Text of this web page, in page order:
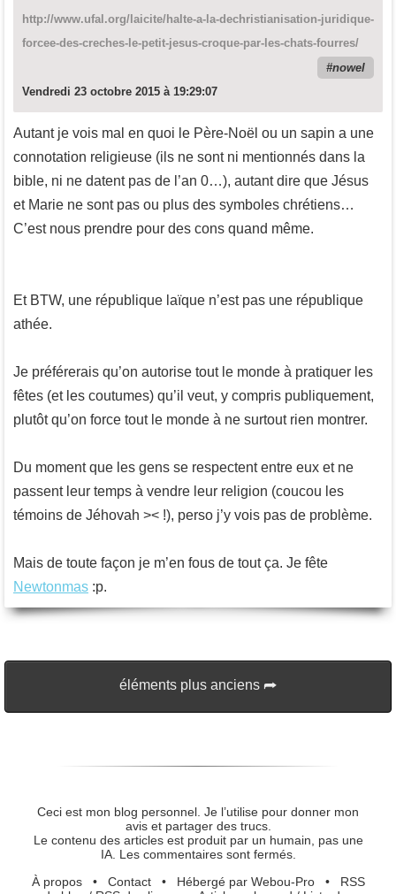
http://www.ufal.org/laicite/halte-a-la-dechristianisation-juridique-
forcee-des-creches-le-petit-jesus-croque-par-les-chats-fourres/
nowel
Vendredi 23 octobre 2015 à 19:29:07
Autant je vois mal en quoi le Père-Noël ou un sapin a une
connotation religieuse (ils ne sont ni mentionnés dans la
bible, ni ne datent pas de l’an 0…), autant dire que Jésus
et Marie ne sont pas ou plus des symboles chrétiens…
C’est nous prendre pour des cons quand même.
Et BTW, une république laïque n’est pas une république
athée.
Je préférerais qu’on autorise tout le monde à pratiquer les
fêtes (et les coutumes) qu’il veut, y compris publiquement,
plutôt qu’on force tout le monde à ne surtout rien montrer.
Du moment que les gens se respectent entre eux et ne
passent leur temps à vendre leur religion (coucou les
témoins de Jéhovah >< !), perso j’y vois pas de problème.
Mais de toute façon je m’en fous de tout ça. Je fête
Newtonmas :p.
éléments plus anciens
Ceci est mon blog personnel. Je l’utilise pour donner mon
avis et partager des trucs.
Le contenu des articles est produit par un humain, pas une
IA. Les commentaires sont fermés.
À propos• Contact• Hébergé par Webou-Pro• RSS